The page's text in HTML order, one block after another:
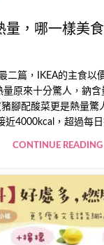
量，哪一樣美
二篇，IKEA的主食以
原來十分驚人，鈉
腳配酸菜更是熱量驚
近4000kcal，超過每
CONTINUE READING